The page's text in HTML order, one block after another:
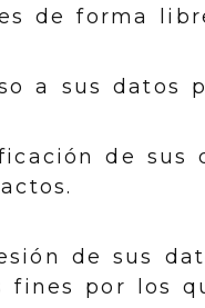
de forma
a sus datos
de sus
de sus
fines por los